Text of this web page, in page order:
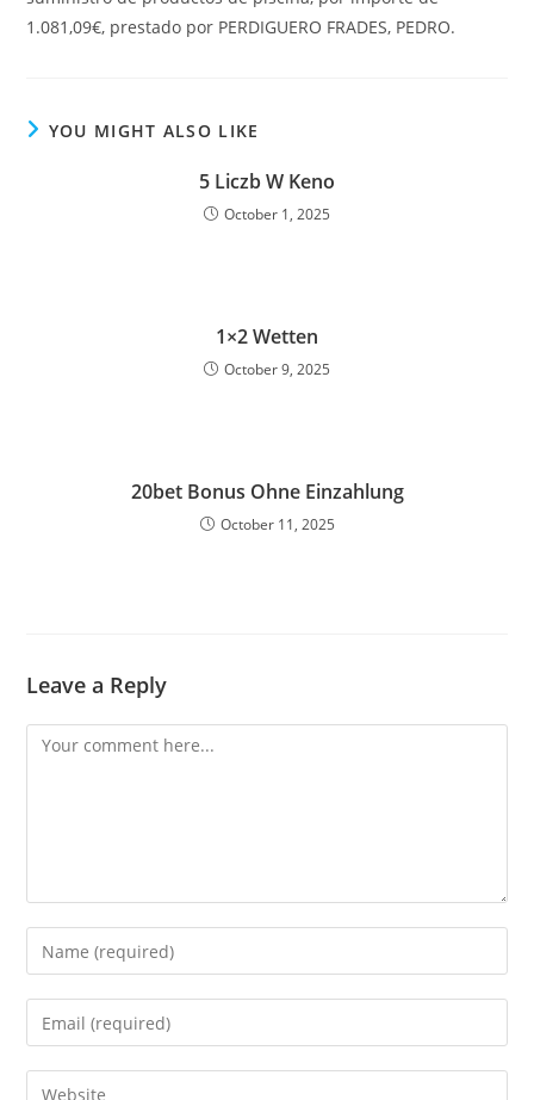
1.081,09€, prestado por PERDIGUERO FRADES, PEDRO.
YOU MIGHT ALSO LIKE
5 Liczb W Keno
October 1, 2025
1×2 Wetten
October 9, 2025
20bet Bonus Ohne Einzahlung
October 11, 2025
Leave a Reply